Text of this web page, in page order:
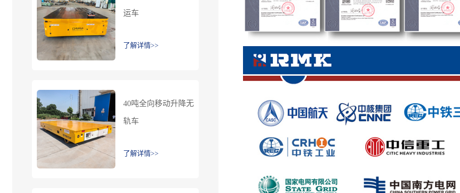
运车
了解详情>>
40吨全向移动升降无
轨车
了解详情>>